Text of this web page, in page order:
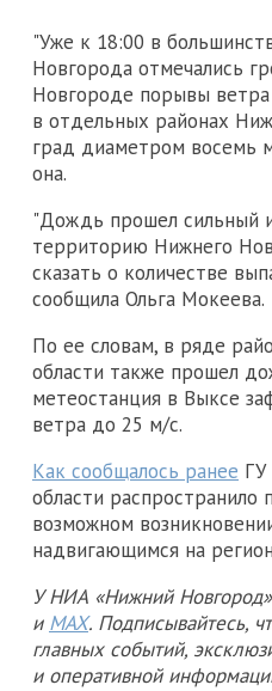
"Уже к 18:00 в
Новгорода отмечались
Новгороде порывы
в отдельных районах
град диаметром восемь
она.
"Дождь прошел сильный
территорию Нижнего
сказать о количестве
сообщила Ольга Мокеева.
По ее словам, в ряде
области также прошел
метеостанция в Выксе
ветра до 25 м/с.
Как сообщалось ранее
области
возможном
надвигающимся на
У НИА «Нижний
и MAX. Подписывайтесь,
главных событий,
и оперативной